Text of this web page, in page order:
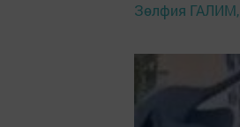
Зөлфия ГАЛИМ,